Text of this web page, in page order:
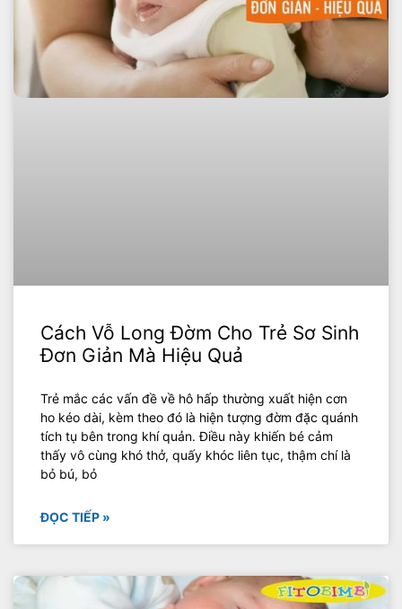
Cách Vỗ Long Đờm Cho Trẻ Sơ Sinh
Đơn Giản Mà Hiệu Quả
Trẻ mắc các vấn đề về hô hấp thường xuất hiện cơn
ho kéo dài, kèm theo đó là hiện tượng đờm đặc quánh
tích tụ bên trong khí quản. Điều này khiến bé cảm
thấy vô cùng khó thở, quấy khóc liên tục, thậm chí là
bỏ bú, bỏ
ĐỌC TIẾP »